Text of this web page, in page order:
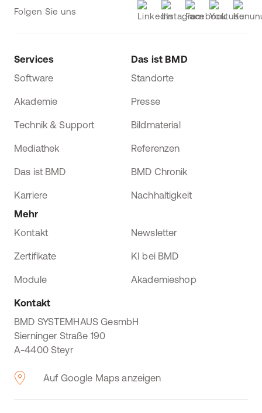
Folgen Sie uns
Services
Software
Akademie
Technik & Support
Mediathek
Das ist BMD
Karriere
Das ist BMD
Standorte
Presse
Bildmaterial
Referenzen
BMD Chronik
Nachhaltigkeit
Mehr
Kontakt
Newsletter
Zertifikate KI bei BMD
Module Akademieshop
Kontakt
BMD SYSTEMHAUS GesmbH
Sierninger Straße 190
A-4400 Steyr
Auf Google Maps anzeigen